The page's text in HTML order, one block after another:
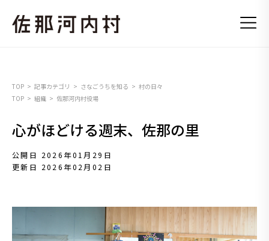
TOP 記事カテゴリ さなごうちを知る
村の日々
TOP
組織 佐那河内村役場
心がほどける週末、佐那の里
公開日 2026年01月29日
更新日 2026年02月02日